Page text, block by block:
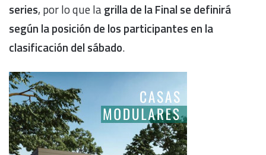
series, por lo que lagrilla de la Final se definirá
según la posición de los participantes en la
clasificación del sábado.